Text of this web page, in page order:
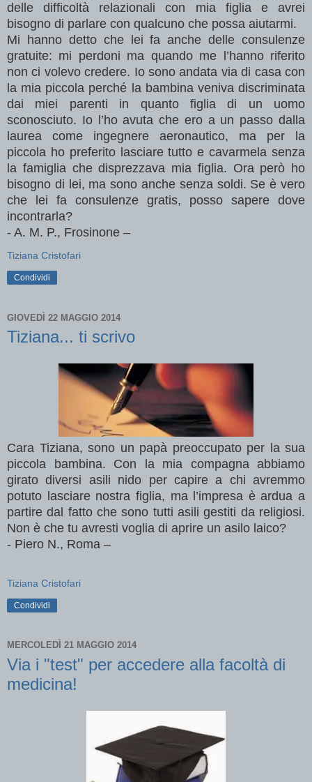
delle difficoltà relazionali con mia figlia e avrei
bisogno di parlare con qualcuno che possa aiutarmi.
Mi hanno detto che lei fa anche delle consulenze
gratuite: mi perdoni ma quando me l’hanno riferito
non ci volevo credere. Io sono andata via di casa con
la mia piccola perché la bambina veniva discriminata
dai miei parenti in quanto figlia di un uomo
sconosciuto. Io l’ho avuta che ero a un passo dalla
laurea come ingegnere aeronautico, ma per la
piccola ho preferito lasciare tutto e cavarmela senza
la famiglia che disprezzava mia figlia. Ora però ho
bisogno di lei, ma sono anche senza soldi. Se è vero
che lei fa consulenze gratis, posso sapere dove
incontrarla?
- A. M. P., Frosinone –
Tiziana Cristofari
Condividi
GIOVEDÌ 22 MAGGIO 2014
Tiziana... ti scrivo
Cara Tiziana, sono un papà preoccupato per la sua
piccola bambina. Con la mia compagna abbiamo
girato diversi asili nido per capire a chi avremmo
potuto lasciare nostra figlia, ma l’impresa è ardua a
partire dal fatto che sono tutti asili gestiti da religiosi.
Non è che tu avresti voglia di aprire un asilo laico?
- Piero N., Roma –
Tiziana Cristofari
Condividi
MERCOLEDÌ 21 MAGGIO 2014
Via i "test" per accedere alla facoltà di
medicina!